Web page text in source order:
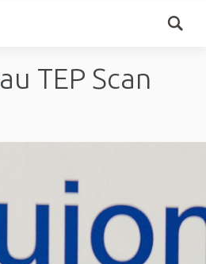
au TEP Scan